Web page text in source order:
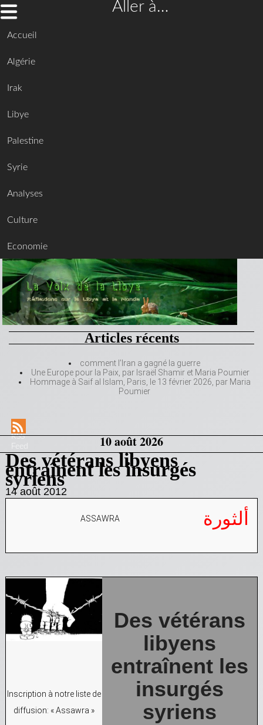
Aller à…
Accueil
Algérie
Irak
Libye
Palestine
Syrie
Analyses
Culture
Economie
Articles récents
comment l’Iran a gagné la guerre
Une Europe pour la Paix, par Israël Shamir et Maria Poumier
Hommage à Saif al Islam, Paris, le 13 février 2026, par Maria
Poumier
RSS
Feed
10 août 2026
Des vétérans libyens
entraînent les insurgés
syriens
14 août 2012
ASSAWRA ألثورة
Inscription à notre liste de
diffusion: « Assawra »
Des vétérans
libyens
entraînent les
insurgés
syriens